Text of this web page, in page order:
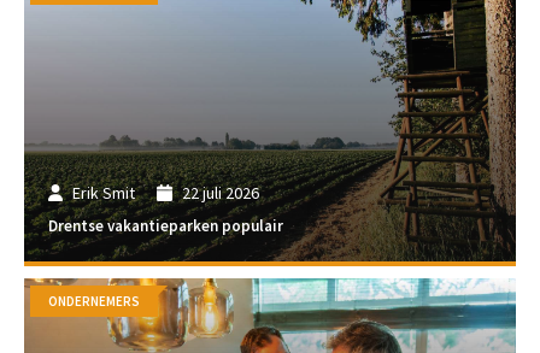
Erik Smit 22 juli 2026
Drentse vakantieparken populair
ONDERNEMERS